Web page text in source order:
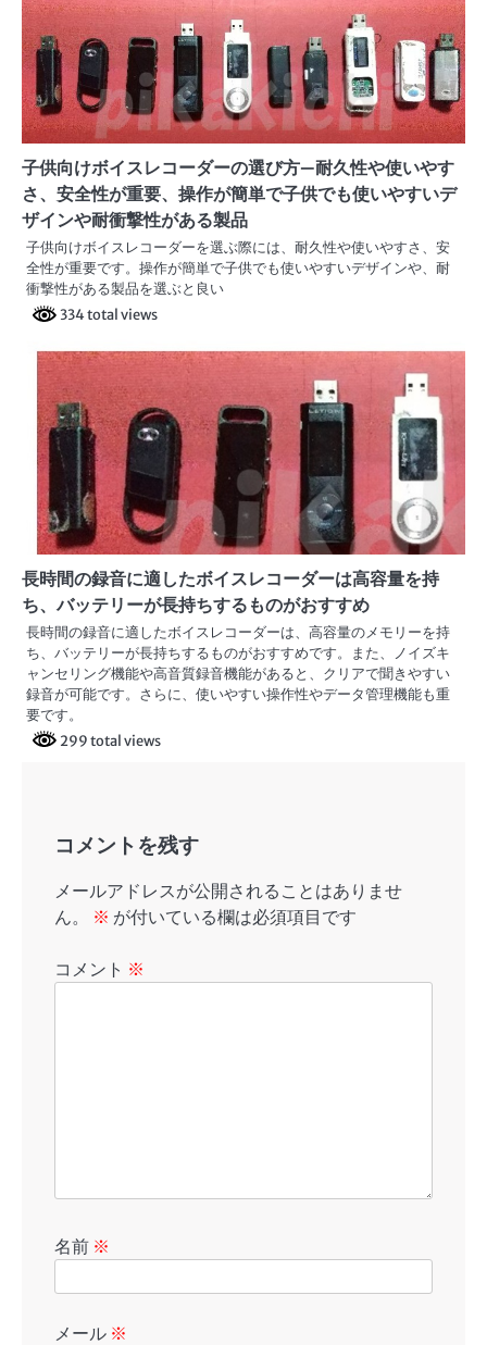
子供向けボイスレコーダーの選び方—耐久性や使いやす
さ、安全性が重要、操作が簡単で子供でも使いやすいデ
ザインや耐衝撃性がある製品
子供向けボイスレコーダーを選ぶ際には、耐久性や使いやすさ、安
全性が重要です。操作が簡単で子供でも使いやすいデザインや、耐
衝撃性がある製品を選ぶと良い
334 total views
長時間の録音に適したボイスレコーダーは高容量を持
ち、バッテリーが長持ちするものがおすすめ
長時間の録音に適したボイスレコーダーは、高容量のメモリーを持
ち、バッテリーが長持ちするものがおすすめです。また、ノイズキ
ャンセリング機能や高音質録音機能があると、クリアで聞きやすい
録音が可能です。さらに、使いやすい操作性やデータ管理機能も重
要です。
299 total views
コメントを残す
メールアドレスが公開されることはありませ
ん。
※ が付いている欄は必須項目です
コメント ※
名前 ※
メール ※